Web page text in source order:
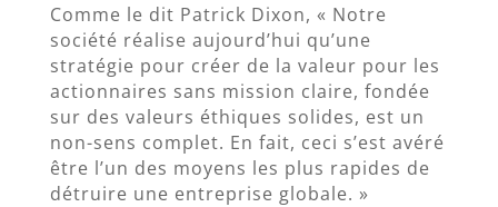
Comme le dit Patrick Dixon, « Notre
société réalise aujourd’hui qu’une
stratégie pour créer de la valeur pour les
actionnaires sans mission claire, fondée
sur des valeurs éthiques solides, est un
non-sens complet. En fait, ceci s’est avéré
être l’un des moyens les plus rapides de
détruire une entreprise globale. »